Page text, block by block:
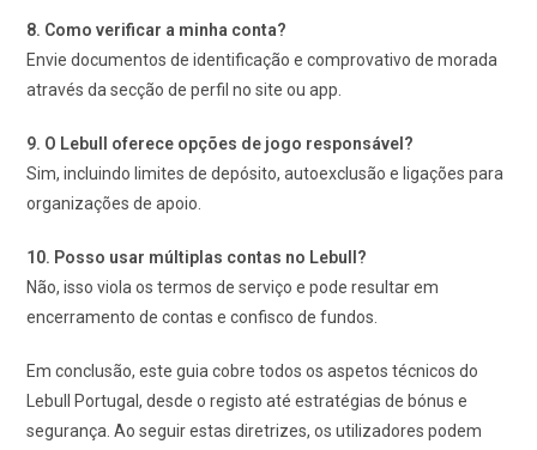
8. Como verificar a minha conta?
Envie documentos de identificação e comprovativo de morada
através da secção de perfil no site ou app.
9. O Lebull oferece opções de jogo responsável?
Sim, incluindo limites de depósito, autoexclusão e ligações para
organizações de apoio.
10. Posso usar múltiplas contas no Lebull?
Não, isso viola os termos de serviço e pode resultar em
encerramento de contas e confisco de fundos.
Em conclusão, este guia cobre todos os aspetos técnicos do
Lebull Portugal, desde o registo até estratégias de bónus e
segurança. Ao seguir estas diretrizes, os utilizadores podem